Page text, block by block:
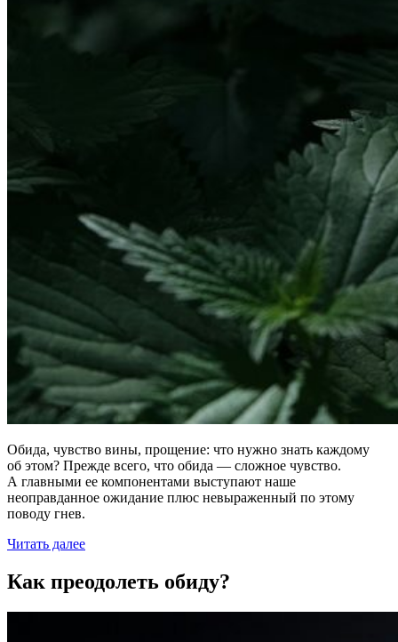
Обида, чувство вины, прощение: что нужно знать каждому
об этом? Прежде всего, что обида — сложное чувство.
А главными ее компонентами выступают наше
неоправданное ожидание плюс невыраженный по этому
поводу гнев.
Читать далее
Как преодолеть обиду?